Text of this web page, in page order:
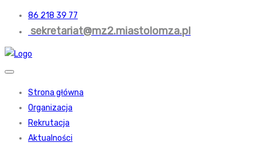
86 218 39 77
sekretariat@mz2.miastolomza.pl
Strona główna
Organizacja
Rekrutacja
Aktualności